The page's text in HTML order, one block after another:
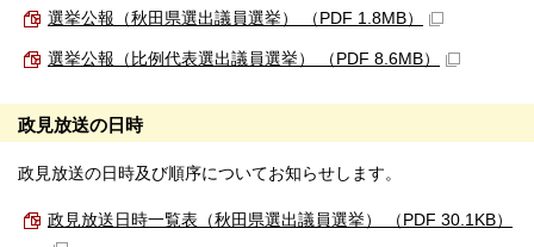
選挙公報（秋田県選出議員選挙） （PDF 1.8MB）
選挙公報（比例代表選出議員選挙） （PDF 8.6MB）
政見放送の日時
政見放送の日時及び順序についてお知らせします。
政見放送日時一覧表（秋田県選出議員選挙） （PDF 30.1KB）